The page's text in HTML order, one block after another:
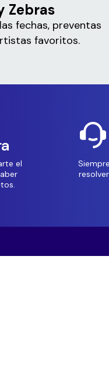
Zebras
fechas, preventas
favoritos.
el